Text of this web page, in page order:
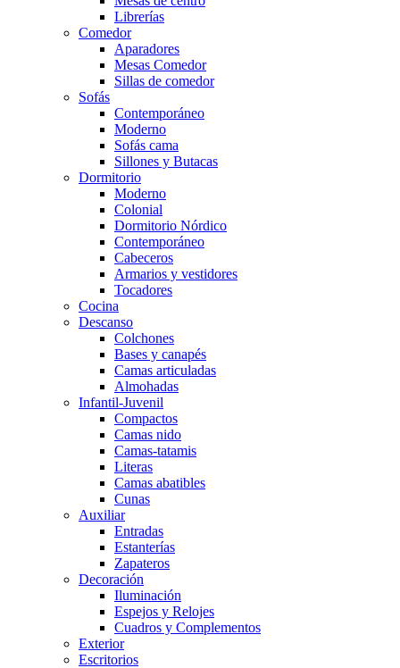
Librerías
Comedor
Aparadores
Mesas Comedor
Sillas de comedor
Sofás
Contemporáneo
Moderno
Sofás cama
Sillones y Butacas
Dormitorio
Moderno
Colonial
Dormitorio Nórdico
Contemporáneo
Cabeceros
Armarios y vestidores
Tocadores
Cocina
Descanso
Colchones
Bases y canapés
Camas articuladas
Almohadas
Infantil-Juvenil
Compactos
Camas nido
Camas-tatamis
Literas
Camas abatibles
Cunas
Auxiliar
Entradas
Estanterías
Zapateros
Decoración
Iluminación
Espejos y Relojes
Cuadros y Complementos
Exterior
Escritorios